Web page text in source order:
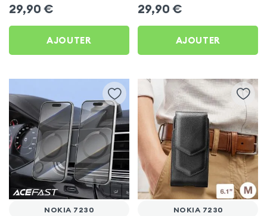
29,90 €
AJOUTER
29,90 €
AJOUTER
NOKIA 7230 NOKIA 7230